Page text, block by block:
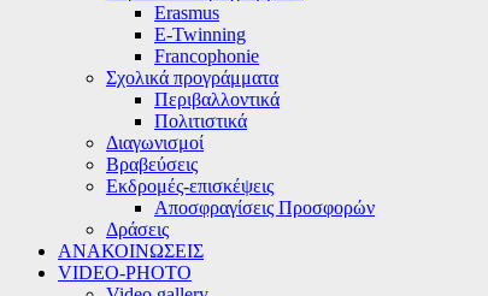
Erasmus
E-Twinning
Francophonie
Σχολικά προγράμματα
Περιβαλλοντικά
Πολιτιστικά
Διαγωνισμοί
Βραβεύσεις
Εκδρομές-επισκέψεις
Αποσφραγίσεις Προσφορών
Δράσεις
ΑΝΑΚΟΙΝΩΣΕΙΣ
VIDEO-PHOTO